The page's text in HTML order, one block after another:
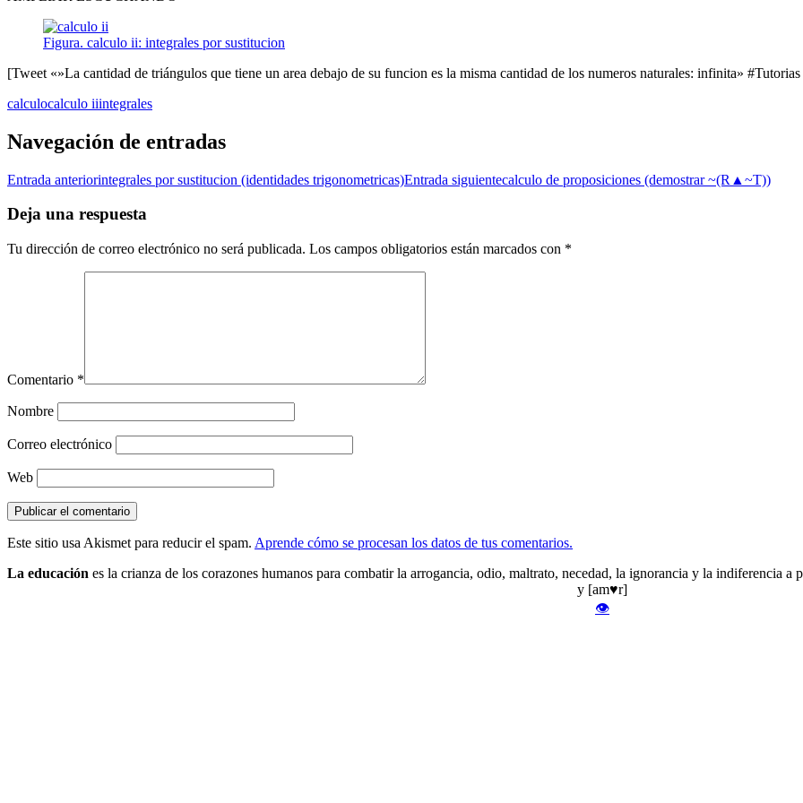
Figura. calculo ii: integrales por sustitucion
[Tweet «»La cantidad de triángulos que tiene un area debajo de su funcion es la misma cantidad de los numeros naturales: infinita»
calculocalculo iiintegrales
Navegación de entradas
Entrada anteriorintegrales por sustitucion (identidades trigonometricas)Entrada siguientecalculo de proposiciones (demostrar ~(R▲~T))
Deja una respuesta
Tu dirección de correo electrónico no será publicada. Los campos obligatorios están marcados con *
Comentario *
Nombre
Correo electrónico
Web
Este sitio usa Akismet para reducir el spam. Aprende cómo se procesan los datos de tus comentarios.
La educación es la crianza de los corazones humanos para combatir la arrogancia, odio, maltrato, necedad, la ignorancia y la indiferencia
y [am♥r]
👁